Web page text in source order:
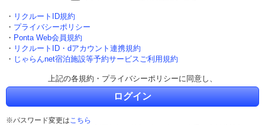
・ リクルートID規約
・ プライバシーポリシー
・ Ponta Web会員規約
・ リクルートID・dアカウント連携規約
・ じゃらんnet宿泊施設等予約サービスご利用規約
上記の各規約・プライバシーポリシーに同意し、
ログイン
※パスワード変更はこちら